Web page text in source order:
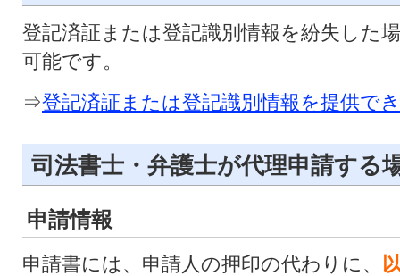
登記済証または登記識別情報を紛失した
可能です。
⇒登記済証または登記識別情報を提供で
司法書士・弁護士が代理申請する
申請情報
申請書には、申請人の押印の代わりに、